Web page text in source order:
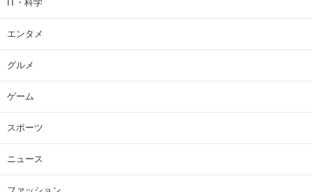
IT・科学
エンタメ
グルメ
ゲーム
スポーツ
ニュース